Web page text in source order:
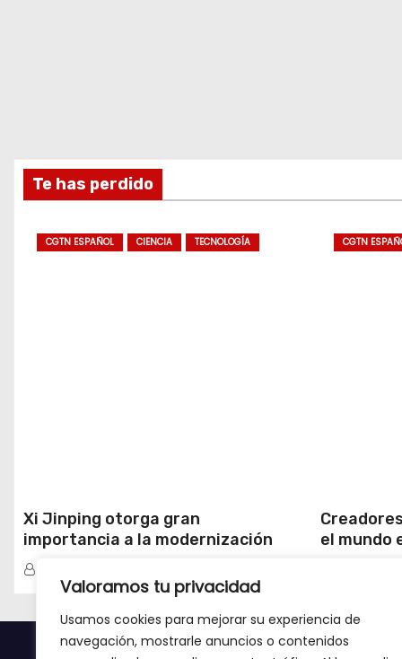
Valoramos tu privacidad
Usamos cookies para mejorar su experiencia de
navegación, mostrarle anuncios o contenidos
Te has perdido
CGTN ESPAÑOL CIENCIA TECNOLOGÍA
Xi Jinping otorga gran
importancia a la modernización
científica y tecnológica
CGTN
el mundo